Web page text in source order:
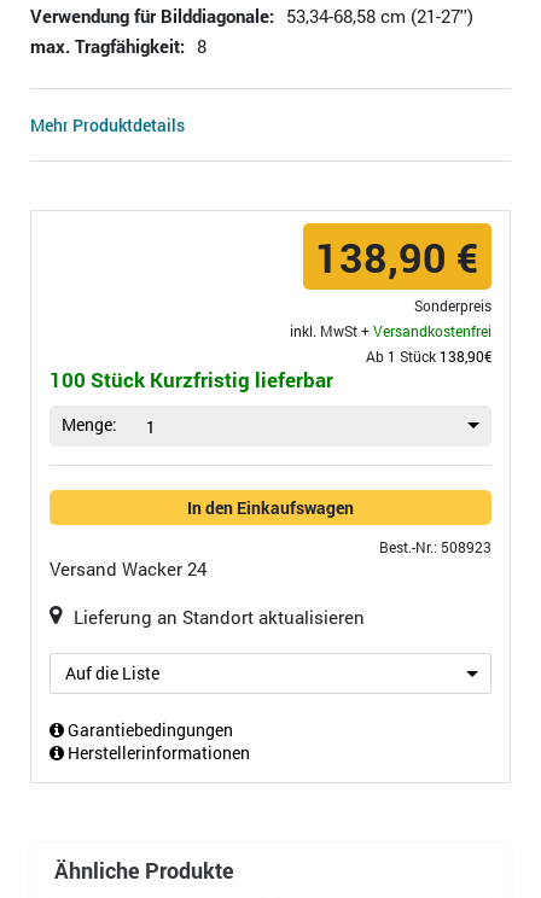
Verwendung für Bilddiagonale: 53,34-68,58 cm (21-27'')
max. Tragfähigkeit: 8
Mehr Produktdetails
138,90 €
Sonderpreis
inkl. MwSt +Versandkostenfrei
Ab 1 Stück 138,90€
100 Stück Kurzfristig lieferbar
Menge: 1
In den Einkaufswagen
Best.-Nr.: 508923
Versand Wacker 24
Lieferung an Standort aktualisieren
Auf die Liste
Garantiebedingungen
Herstellerinformationen
Ähnliche Produkte